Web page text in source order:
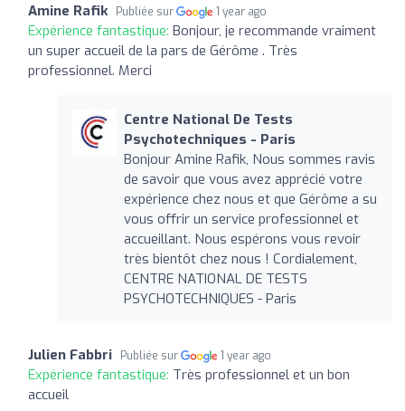
Amine Rafik Publiée sur 1 year ago
Expérience fantastique: Bonjour, je recommande vraiment
un super accueil de la pars de Gérôme . Très
professionnel. Merci
Centre National De Tests
Psychotechniques - Paris
Bonjour Amine Rafik, Nous sommes ravis
de savoir que vous avez apprécié votre
expérience chez nous et que Gérôme a su
vous offrir un service professionnel et
accueillant. Nous espérons vous revoir
très bientôt chez nous ! Cordialement,
CENTRE NATIONAL DE TESTS
PSYCHOTECHNIQUES - Paris
Julien Fabbri Publiée sur 1 year ago
Expérience fantastique: Très professionnel et un bon
accueil